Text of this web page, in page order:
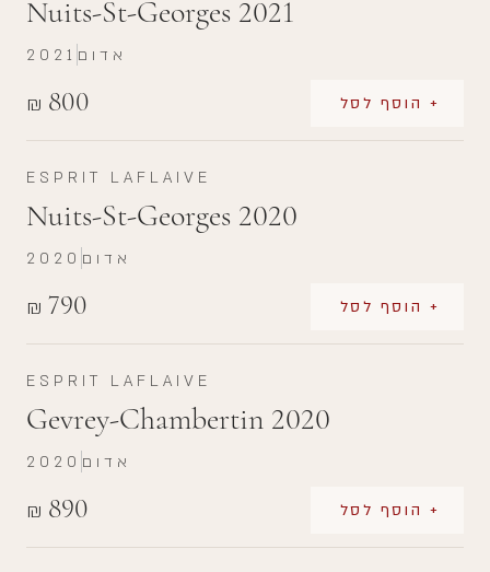
Nuits-St-Georges 2021
₪ 800 + הוסף לסל
2021 אדום
ESPRIT LAFLAIVE
Nuits-St-Georges 2020
₪ 790 + הוסף לסל
2020 אדום
ESPRIT LAFLAIVE
Gevrey-Chambertin 2020
₪ 890 + הוסף לסל
2020 אדום